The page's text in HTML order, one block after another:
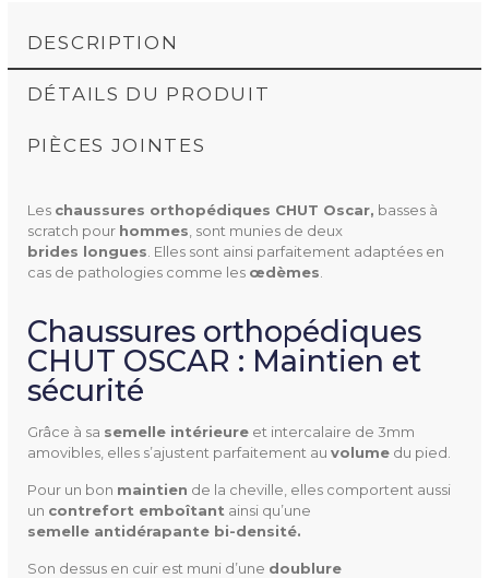
DESCRIPTION
DÉTAILS DU PRODUIT
PIÈCES JOINTES
Les chaussures orthopédiques CHUT Oscar, basses à
scratch pour hommes , sont munies de deux
brides longues . Elles sont ainsi parfaitement adaptées en
cas de pathologies comme les œdèmes
Chaussures orthopédiques
CHUT OSCAR : Maintien et
sécurité
Grâce à sa semelle intérieureet intercalaire de 3mm
amovibles, elles s’ajustent parfaitement au volumedu pied.
Pour un bon maintien de la cheville, elles comportent aussi
un contrefort emboîtant ainsi qu’une
semelle antidérapante bi-densité.
Son dessus en cuir est muni d’une doublure
RéférenceOSCAR
Utilisation
Extérieur
Ville
Métatarsalgie
NOTICE D'UTILISATION OSCAR (110.88K)